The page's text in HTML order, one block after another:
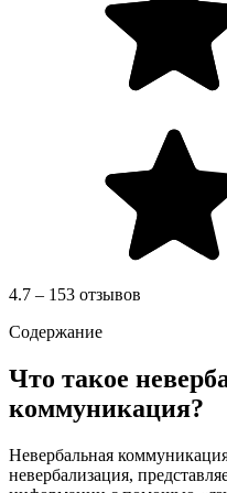
4.7 – 153 отзывов
Содержание
Что такое
коммуникация?
Невербальная
невербализация,